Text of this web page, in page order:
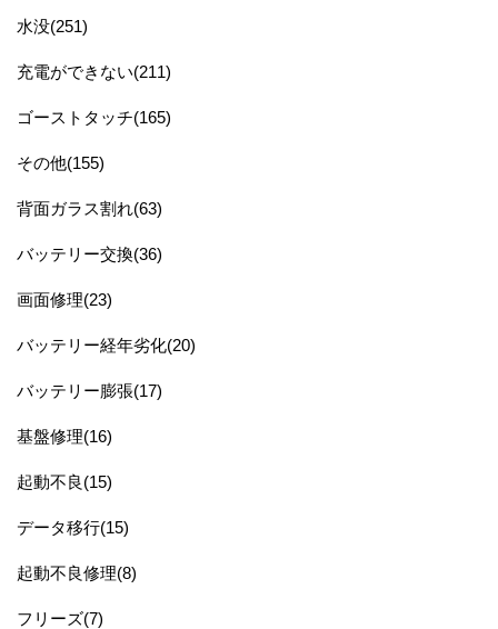
水没(251)
充電ができない(211)
ゴーストタッチ(165)
その他(155)
背面ガラス割れ(63)
バッテリー交換(36)
画面修理(23)
バッテリー経年劣化(20)
バッテリー膨張(17)
基盤修理(16)
起動不良(15)
データ移行(15)
起動不良修理(8)
フリーズ(7)